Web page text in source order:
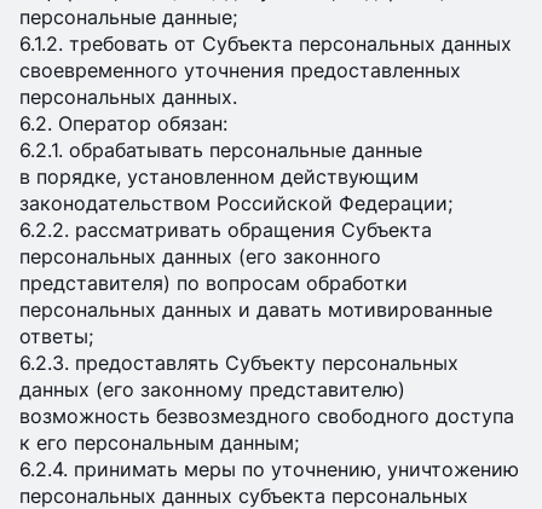
персональные данные;
6.1.2. требовать от Субъекта персональных данных
своевременного уточнения предоставленных
персональных данных.
6.2. Оператор обязан:
6.2.1. обрабатывать персональные данные
в порядке, установленном действующим
законодательством Российской Федерации;
6.2.2. рассматривать обращения Субъекта
персональных данных (его законного
представителя) по вопросам обработки
персональных данных и давать мотивированные
ответы;
6.2.3. предоставлять Субъекту персональных
данных (его законному представителю)
возможность безвозмездного свободного доступа
к его персональным данным;
6.2.4. принимать меры по уточнению, уничтожению
персональных данных субъекта персональных